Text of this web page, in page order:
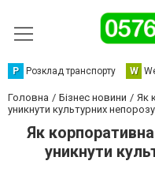
Р Розклад транспорту W
Головна Бізнес новини
Як
уникнути культурних
Як
уникнути